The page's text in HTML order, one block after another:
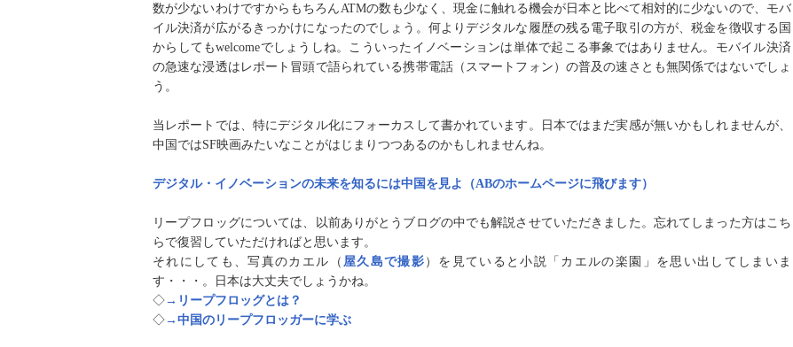
数が少ないわけですからもちろんATMの数も少なく、現金に触れる機会が日本と比べて相対的に少ないので、モバ
イル決済が広がるきっかけになったのでしょう。何よりデジタルな履歴の残る電子取引の方が、税金を徴収する国
からしてもwelcomeでしょうしね。こういったイノベーションは単体で起こる事象ではありません。モバイル決済
の急速な浸透はレポート冒頭で語られている携帯電話（スマートフォン）の普及の速さとも無関係ではないでしょ
う。
当レポートでは、特にデジタル化にフォーカスして書かれています。日本ではまだ実感が無いかもしれませんが、
中国ではSF映画みたいなことがはじまりつつあるのかもしれませんね。
デジタル・イノベーションの未来を知るには中国を見よ（ABのホームページに飛びます）
リープフロッグについては、以前ありがとうブログの中でも解説させていただきました。忘れてしまった方はこち
らで復習していただければと思います。
それにしても、写真のカエル（ 屋久島で撮影 ）を見ていると小説「カエルの楽園」を思い出してしまいま
す・・・。日本は大丈夫でしょうかね。
◇→リープフロッグとは？
◇→ 中国のリープフロッガーに学ぶ